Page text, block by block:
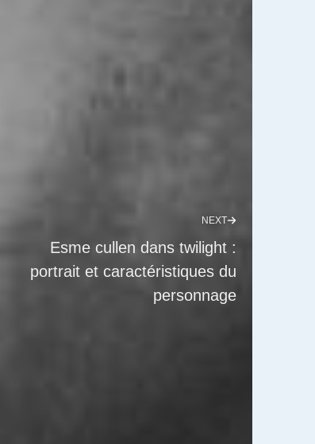
NEXT
Esme cullen dans twilight :
portrait et caractéristiques du
personnage